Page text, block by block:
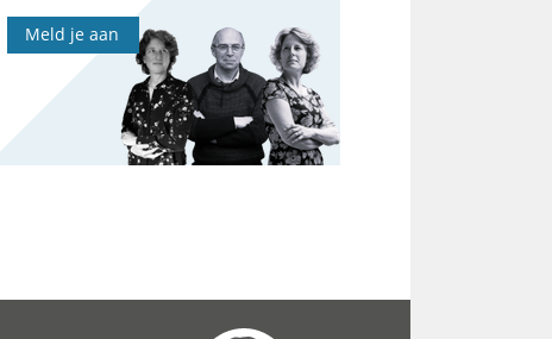
Meld je aan